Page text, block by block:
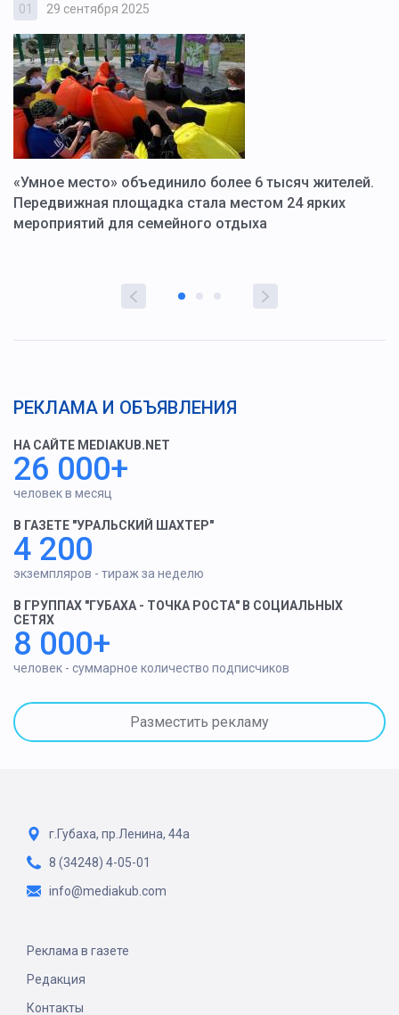
01 29 сентября 2025
«Умное место» объединило более 6 тысяч жителей.
Передвижная площадка стала местом 24 ярких
мероприятий для семейного отдыха
РЕКЛАМА И ОБЪЯВЛЕНИЯ
НА САЙТЕ MEDIAKUB.NET
26 000+
человек в месяц
В ГАЗЕТЕ "УРАЛЬСКИЙ ШАХТЕР"
4 200
экземпляров - тираж за неделю
В ГРУППАХ "ГУБАХА - ТОЧКА РОСТА" В СОЦИАЛЬНЫХ
СЕТЯХ
8 000+
человек - суммарное количество подписчиков
Разместить рекламу
г.Губаха, пр.Ленина, 44а
8 (34248) 4-05-01
info@mediakub.com
Реклама в газете
Редакция
Контакты